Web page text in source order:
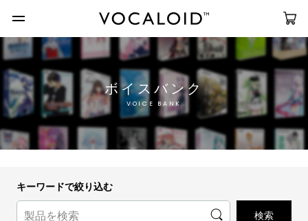
ボイスバンク
VOICE BANK
キーワードで絞り込む